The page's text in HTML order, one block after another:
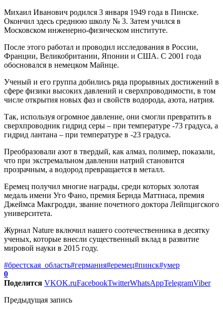
Михаил Иванович родился 3 января 1949 года в Пинске.
Окончил здесь среднюю школу № 3. Затем учился в
Московском инженерно-физическом институте.
После этого работал и проводил исследования в России,
Франции, Великобритании, Японии и США. С 2001 года
обосновался в немецком Майнце.
Ученый и его группа добились ряда прорывных достижений в
сфере физики высоких давлений и сверхпроводимости, в том
числе открытия новых фаз и свойств водорода, азота, натрия.
Так, используя огромное давление, они смогли превратить в
сверхпроводник гидрид серы – при температуре -73 градуса, а
гидрид лантана – при температуре в -23 градуса.
Преобразовали азот в твердый, как алмаз, полимер, показали,
что при экстремальном давлении натрий становится
прозрачным, а водород превращается в металл.
Еремец получил многие награды, среди которых золотая
медаль имени Уго Фано, премия Бернда Маттиаса, премия
Джеймса Макгродди, звание почетного доктора Лейпцигского
университета.
Журнал Nature включил нашего соотечественника в десятку
ученых, которые внесли существенный вклад в развитие
мировой науки в 2015 году.
#брестская_область#германия#еремец#пинск#умер
0
Поделится VKOK.ruFacebookTwitterWhatsAppTelegramViber
Предыдущая запись